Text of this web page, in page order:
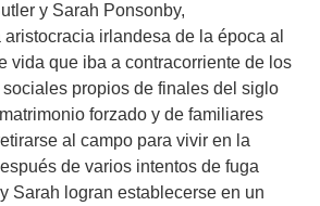
y Sarah Ponsonby,
irlandesa de la época al
vida que iba a contracorriente de los
propios de finales del siglo
forzado y de familiares
al campo para vivir en la
de varios intentos de fuga
Sarah logran establecerse en un